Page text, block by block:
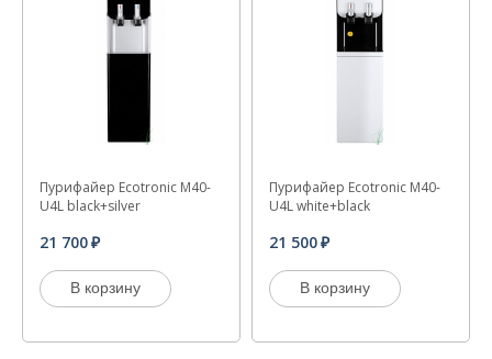
Пурифайер Ecotronic M40-
U4L black+silver
21 700
В корзину
Пурифайер Ecotronic M40-
U4L white+black
21 500
В корзину